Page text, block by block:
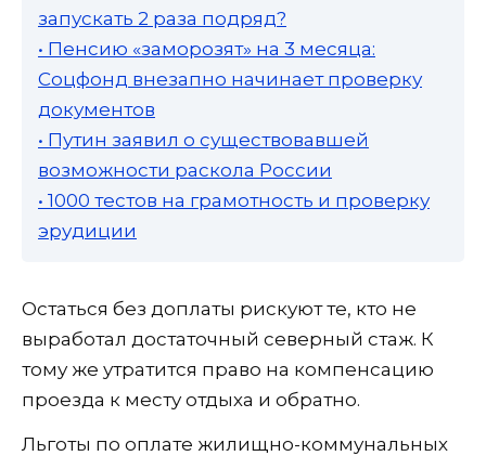
запускать 2 раза подряд?
• Пенсию «заморозят» на 3 месяца:
Соцфонд внезапно начинает проверку
документов
• Путин заявил о существовавшей
возможности раскола России
• 1000 тестов на грамотность и проверку
эрудиции
Остаться без доплаты рискуют те, кто не
выработал достаточный северный стаж. К
тому же утратится право на компенсацию
проезда к месту отдыха и обратно.
Льготы по оплате жилищно-коммунальных